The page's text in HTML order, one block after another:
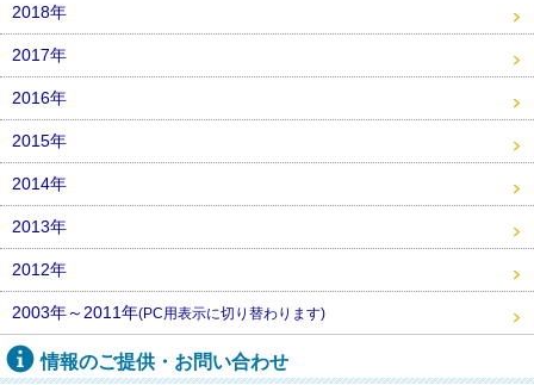
2018年
2017年
2016年
2015年
2014年
2013年
2012年
2003年～2011年(PC用表示に切り替わります)
情報のご提供・お問い合わせ